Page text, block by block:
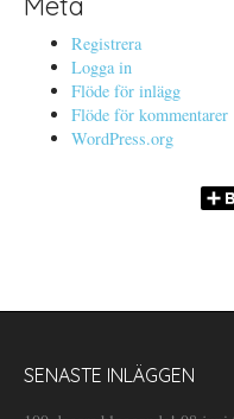
c
Registrera
Logga in
Flöde för inlägg
Flöde för kommentarer
WordPress.org
SENASTE INLÄGGEN